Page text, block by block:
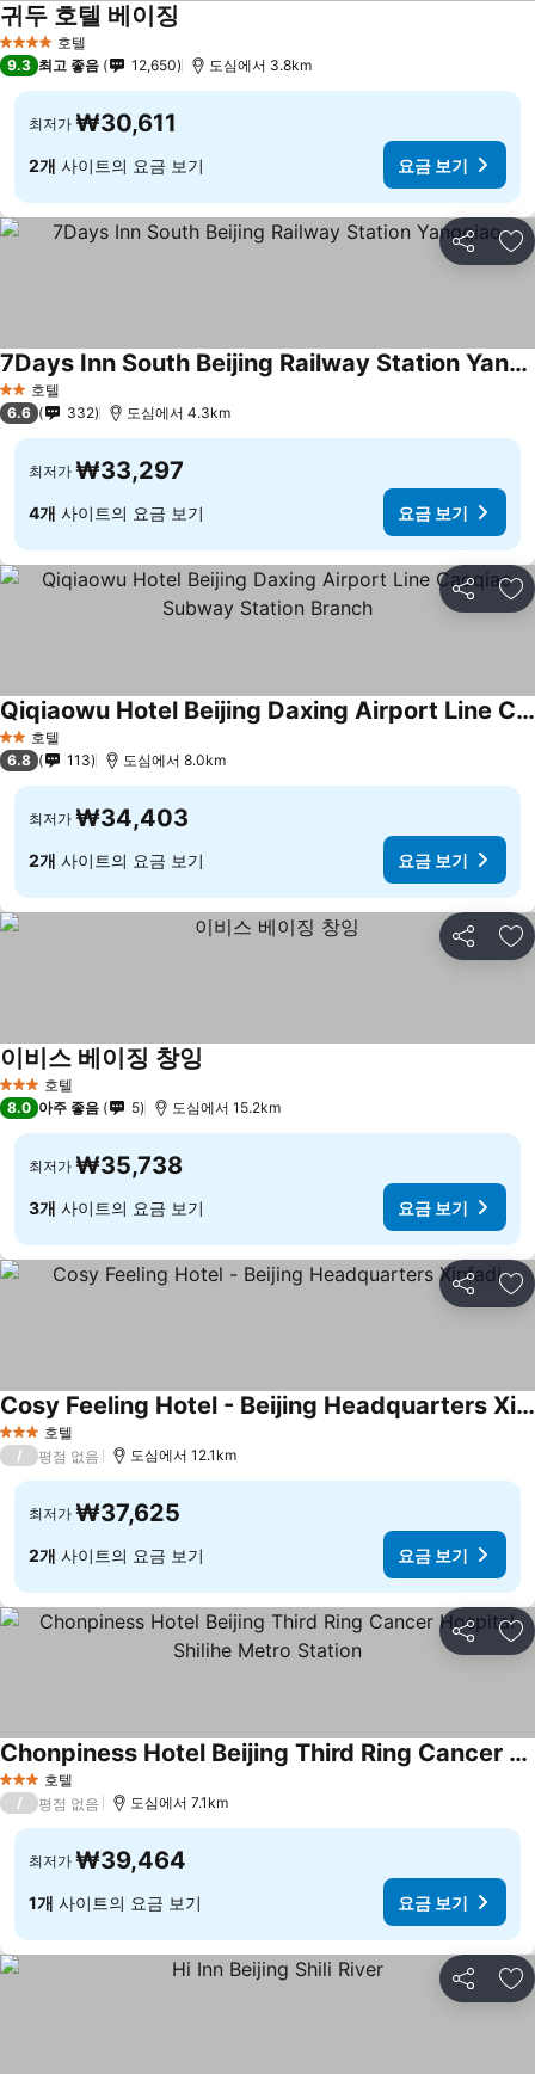
4 성급 호텔
귀두 호텔 베이징
9.3 최고 좋음 12,650 도심에서 3.8km
최저가 ₩30,611
2개 사이트의 요금 보기 요금 보기
공유 즐
2 성급호텔
7Days Inn South Beijing Railway Station Yangqiao
6.6 332 도심에서 4.3km
최저가 ₩33,297
4개 사이트의 요금 보기 요금 보기
공유 즐
2 성급호텔
Qiqiaowu Hotel Beijing Daxing Airport Line Caoqiao Subway Station Branch
6.8 113 도심에서 8.0km
최저가 ₩34,403
2개 사이트의 요금 보기 요금 보기
공유 즐
3 성급 호텔
이비스 베이징 창잉
8.0 아주 좋음 5 도심에서 15.2km
최저가 ₩35,738
3개 사이트의 요금 보기 요금 보기
공유 즐
3 성급 호텔
Cosy Feeling Hotel - Beijing Headquarters Xinfadi
/ 평점 없음 도심에서 12.1km
최저가 ₩37,625
2개 사이트의 요금 보기 요금 보기
공유 즐
3 성급 호텔
Chonpiness Hotel Beijing Third Ring Cancer Hospital Shilihe Metro Station
/ 평점 없음 도심에서 7.1km
최저가 ₩39,464
1개 사이트의 요금 보기 요금 보기
공유 즐